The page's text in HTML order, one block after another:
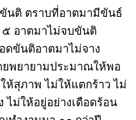
นติ ตราบที่อาตมามีขันธ์
อาตมาไม่จบขันติ
ดขันติอาตมาไม่จาง
ยพยายามประมาณให้พอ
ห้สุภาพ ไม่ให้แตกร้าว ไม่
ไม่ให้อยู่อย่างเดือดร้อน